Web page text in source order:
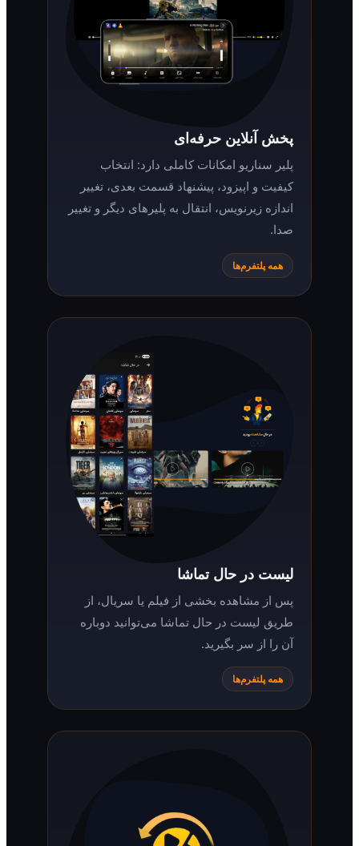
پخش آنلاین حرفه‌ای
پلیر سناریو امکانات کاملی دارد: انتخاب
کیفیت و اپیزود، پیشنهاد قسمت بعدی، تغییر
اندازه زیرنویس، انتقال به پلیرهای دیگر و تغییر
همه پلتفرم‌ها
لیست در حال تماشا
پس از مشاهده بخشی از فیلم یا سریال، از
طریق لیست در حال تماشا می‌توانید دوباره
آن را از سر بگیرید.
همه پلتفرم‌ها